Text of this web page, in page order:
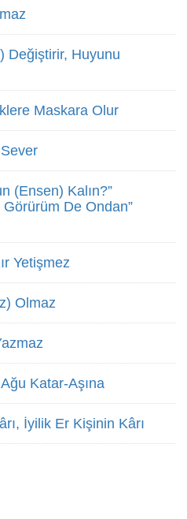
Değiştirir, Huyunu
Maskara Olur
(Ensen) Kalın?”
De Ondan”
Yetişmez
Olmaz
Katar-Aşına
İyilik Er Kişinin Kârı